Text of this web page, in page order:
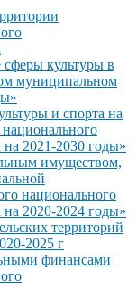
сферы культуры в
муниципальном
и спорта на
2021-2030 годы»
имуществом,
национального
2020-2024 годы»
территорий
2025 г
финансами